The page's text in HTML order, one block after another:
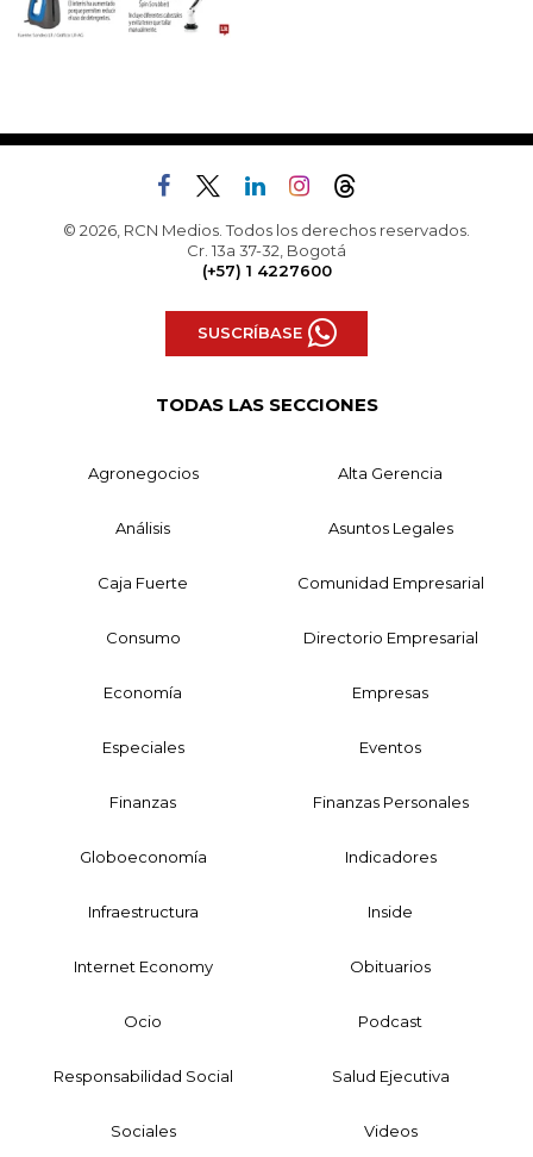
© 2026, RCN Medios. Todos los derechos reservados.
Cr. 13a 37-32, Bogotá
(+57) 1 4227600
SUSCRÍBASE
TODAS LAS SECCIONES
Agronegocios Alta Gerencia
Análisis Asuntos Legales
Caja Fuerte Comunidad Empresarial
Consumo Directorio Empresarial
Economía Empresas
Especiales Eventos
Finanzas Finanzas Personales
Globoeconomía Indicadores
Infraestructura Inside
Internet Economy Obituarios
Ocio Podcast
Responsabilidad Social Salud Ejecutiva
Sociales Videos